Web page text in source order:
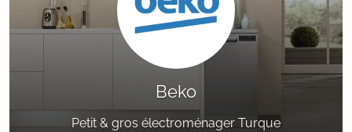
Beko
Petit & gros électroménager Turque